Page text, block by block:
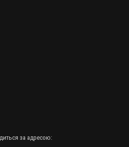
за адресою: